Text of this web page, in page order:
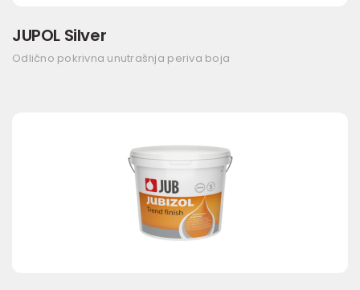
JUPOL Silver
Odlično pokrivna unutrašnja periva boja